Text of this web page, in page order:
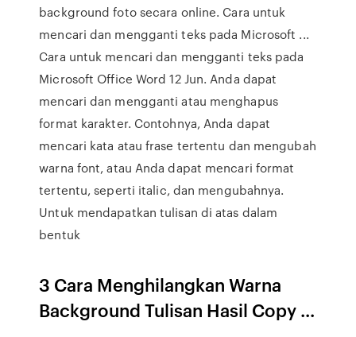
background foto secara online. Cara untuk
mencari dan mengganti teks pada Microsoft ...
Cara untuk mencari dan mengganti teks pada
Microsoft Office Word 12 Jun. Anda dapat
mencari dan mengganti atau menghapus
format karakter. Contohnya, Anda dapat
mencari kata atau frase tertentu dan mengubah
warna font, atau Anda dapat mencari format
tertentu, seperti italic, dan mengubahnya.
Untuk mendapatkan tulisan di atas dalam
bentuk
3 Cara Menghilangkan Warna
Background Tulisan Hasil Copy ...